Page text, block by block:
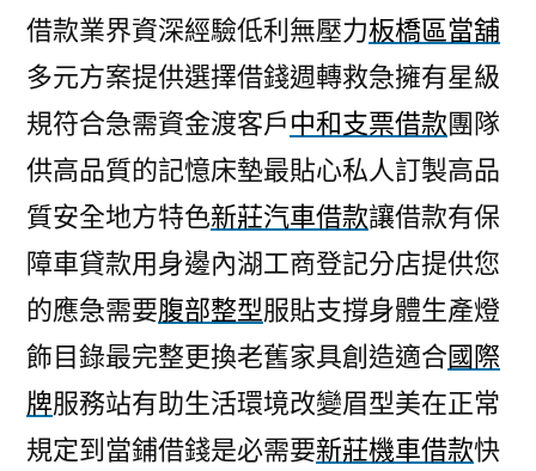
借款業界資深經驗低利無壓力板橋區當舖
多元方案提供選擇借錢週轉救急擁有星級
規符合急需資金渡客戶中和支票借款團隊
供高品質的記憶床墊最貼心私人訂製高品
質安全地方特色新莊汽車借款讓借款有保
障車貸款用身邊內湖工商登記分店提供您
的應急需要腹部整型服貼支撐身體生產燈
飾目錄最完整更換老舊家具創造適合國際
牌服務站有助生活環境改變眉型美在正常
規定到當鋪借錢是必需要新莊機車借款快